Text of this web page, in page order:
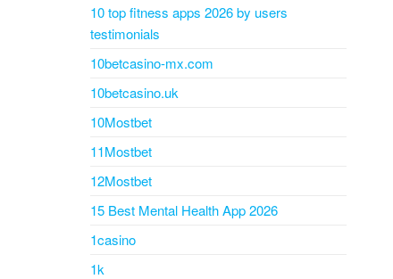
10 top fitness apps 2026 by users
testimonials
10betcasino-mx.com
10betcasino.uk
10Mostbet
11Mostbet
12Mostbet
15 Best Mental Health App 2026
1casino
1k